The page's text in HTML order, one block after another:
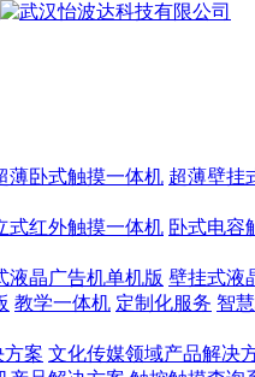
薄卧式触摸一体机 超薄壁挂
式红外触摸一体机 卧式电容
液晶广告机单机版 壁挂式液
教学一体机 定制化服务 智
案 文化传媒领域产品解决